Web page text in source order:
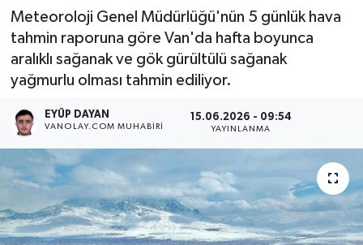
Meteoroloji Genel Müdürlüğü'nün 5 günlük hava
tahmin raporuna göre Van'da hafta boyunca
aralıklı sağanak ve gök gürültülü sağanak
yağmurlu olması tahmin ediliyor.
EYÜP DAYAN
VANOLAY.COM MUHABIRI
15.06.2026 - 09:54
YAYINLANMA
Eğitim
Bilim & Teknoloji
Dünya
RESMİ İLANLAR
Tüm Manşetler
Son Dakika Haberleri
Haber Arşivi